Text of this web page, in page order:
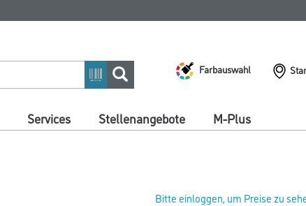
Farbauswahl
Services Stellenangebote M-Plus
Bitte einloggen, um Preise zu